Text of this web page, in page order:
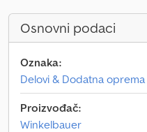
Osnovni podaci
Oznaka:
Delovi & Dodatna oprema
Proizvođač:
Winkelbauer